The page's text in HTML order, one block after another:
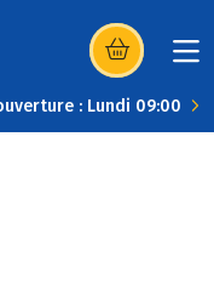
(s’ouvre dans
: Lundi 09:00